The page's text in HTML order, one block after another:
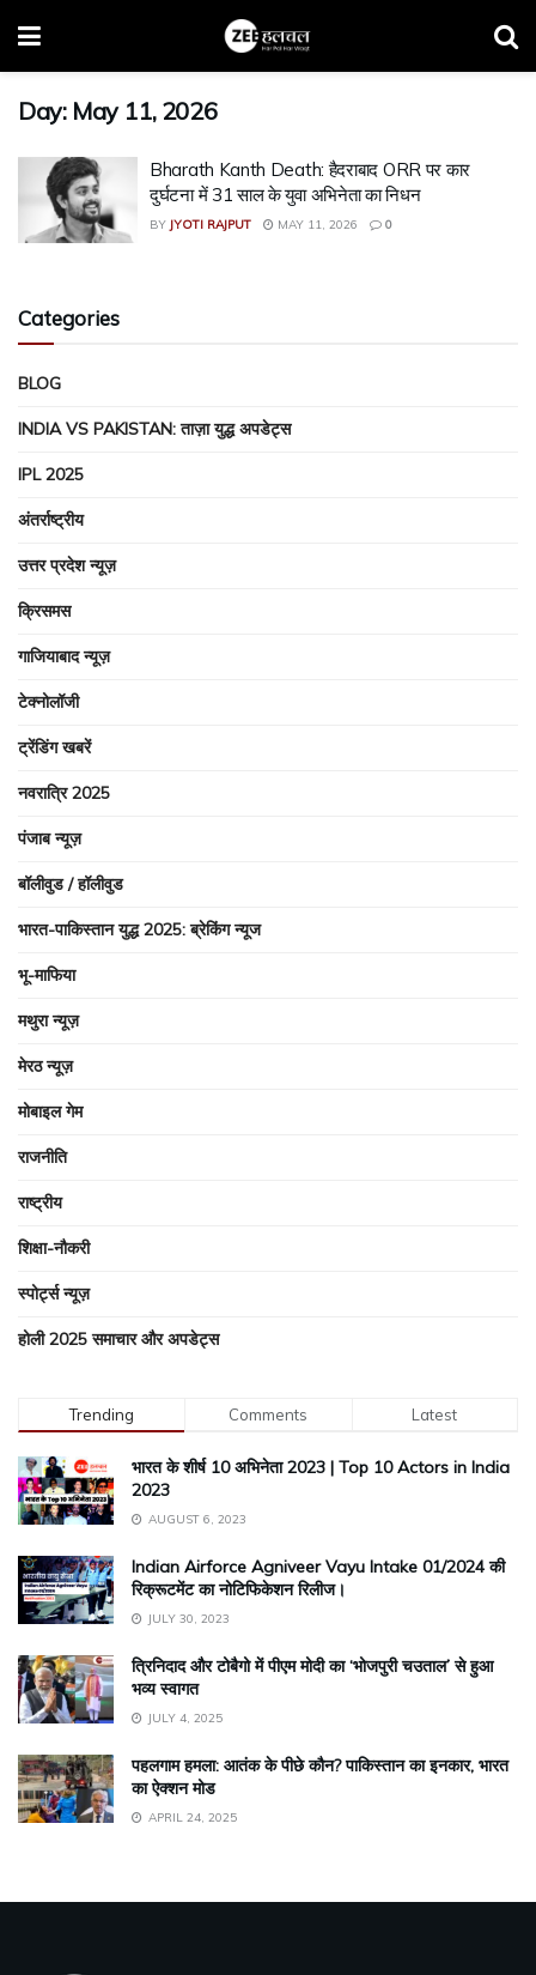
Day: May 11, 2026
Bharath Kanth Death: हैदराबाद ORR पर कार
दुर्घटना में 31 साल के युवा अभिनेता का निधन
BY JYOTI RAJPUT MAY 11, 2026 0
Categories
BLOG
INDIA VS PAKISTAN: ताज़ा युद्ध अपडेट्स
IPL 2025
अंतर्राष्ट्रीय
उत्तर प्रदेश न्यूज़
क्रिसमस
गाजियाबाद न्यूज़
टेक्नोलॉजी
ट्रेंडिंग खबरें
नवरात्रि 2025
पंजाब न्यूज़
बॉलीवुड / हॉलीवुड
भारत-पाकिस्तान युद्ध 2025: ब्रेकिंग न्यूज
भू-माफिया
मथुरा न्यूज़
मेरठ न्यूज़
मोबाइल गेम
राजनीति
राष्ट्रीय
शिक्षा-नौकरी
स्पोर्ट्स न्यूज़
होली 2025 समाचार और अपडेट्स
Trending Comments Latest
भारत के शीर्ष 10 अभिनेता 2023 | Top 10 Actors in India
2023
AUGUST 6, 2023
Indian Airforce Agniveer Vayu Intake 01/2024 की
रिक्रूटमेंट का नोटिफिकेशन रिलीज।
JULY 30, 2023
त्रिनिदाद और टोबैगो में पीएम मोदी का ‘भोजपुरी चउताल’ से हुआ
भव्य स्वागत
JULY 4, 2025
पहलगाम हमला: आतंक के पीछे कौन? पाकिस्तान का इनकार, भारत
का ऐक्शन मोड
APRIL 24, 2025